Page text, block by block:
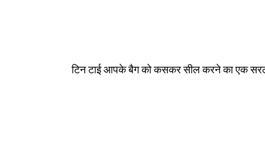
टिन टाई आपके बैग को कसकर सील करने का एक